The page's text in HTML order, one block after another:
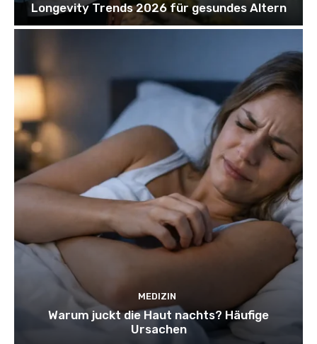
Longevity Trends 2026 für gesundes Altern
MEDIZIN
Warum juckt die Haut nachts? Häufige
Ursachen